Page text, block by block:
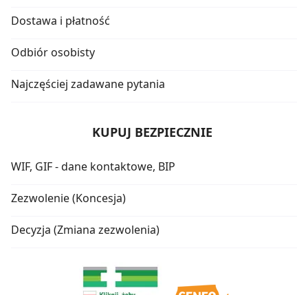
Dostawa i płatność
Odbiór osobisty
Najczęściej zadawane pytania
KUPUJ BEZPIECZNIE
WIF, GIF - dane kontaktowe, BIP
Zezwolenie (Koncesja)
Decyzja (Zmiana zezwolenia)